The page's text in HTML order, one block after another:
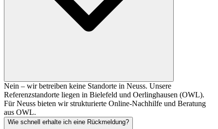
Nein – wir betreiben keine Standorte in Neuss. Unsere
Referenzstandorte liegen in Bielefeld und Oerlinghausen (OWL).
Für Neuss bieten wir strukturierte Online-Nachhilfe und Beratung
aus OWL.
Wie schnell erhalte ich eine Rückmeldung?